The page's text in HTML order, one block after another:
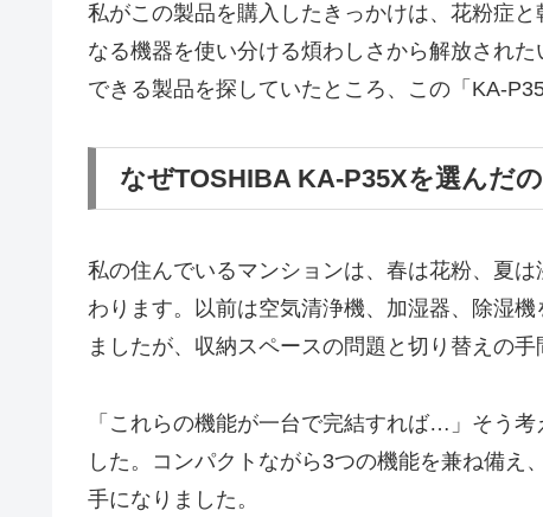
私がこの製品を購入したきっかけは、花粉症
なる機器を使い分ける煩わしさから解放され
できる製品を探していたところ、この「KA-
なぜTOSHIBA KA-P35Xを選んだ
私の住んでいるマンションは、春は花粉、夏
わります。以前は空気清浄機、加湿器、除湿
ましたが、収納スペースの問題と切り替えの手
「これらの機能が一台で完結すれば…」そう
した。コンパクトながら3つの機能を兼ね備え
手になりました。